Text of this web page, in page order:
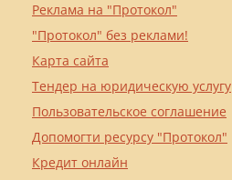
Реклама на "Протокол"
"Протокол" без реклами!
Карта сайта
Тендер на юридическую услугу
Пользовательское соглашение
Допомогти ресурсу "Протокол"
Кредит онлайн